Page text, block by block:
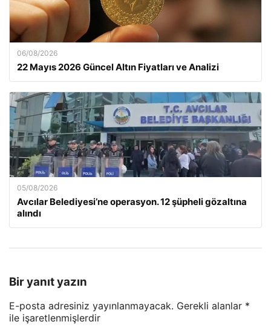
06/08/2026
22 Mayıs 2026 Güncel Altın Fiyatları ve Analizi
05/08/2026
Avcılar Belediyesi’ne operasyon. 12 şüpheli gözaltına
alındı
Bir yanıt yazın
E-posta adresiniz yayınlanmayacak. Gerekli alanlar *
ile işaretlenmişlerdir